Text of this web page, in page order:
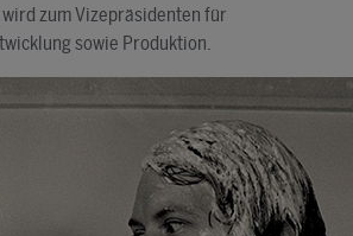
zum Vizepräsidenten für
sowie Produktion.